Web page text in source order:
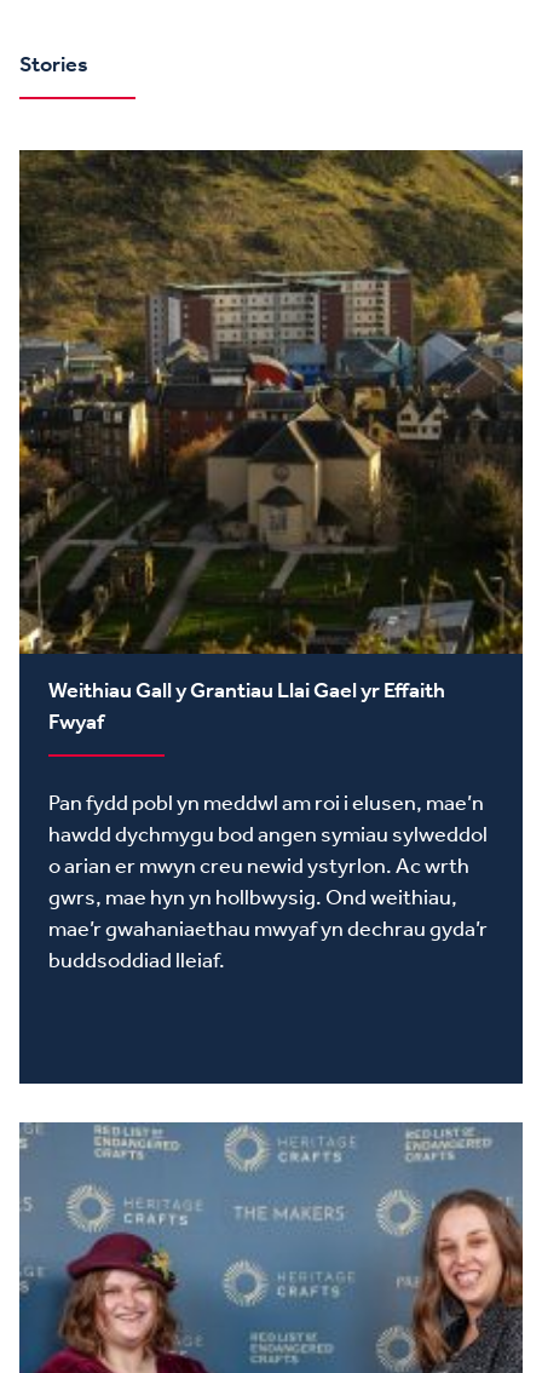
Stories
Weithiau Gall y Grantiau Llai Gael yr Effaith
Fwyaf
Pan fydd pobl yn meddwl am roi i elusen, mae’n
hawdd dychmygu bod angen symiau sylweddol
o arian er mwyn creu newid ystyrlon. Ac wrth
gwrs, mae hyn yn hollbwysig. Ond weithiau,
mae’r gwahaniaethau mwyaf yn dechrau gyda’r
buddsoddiad lleiaf.